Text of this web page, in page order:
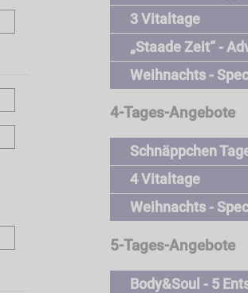
3 Vitaltage
„Staade Zeit“ -
Weihnachts -
4-Tages-Angebote
Schnäppchen
4 Vitaltage
Weihnachts -
5-Tages-Angebote
Body&Soul - 5